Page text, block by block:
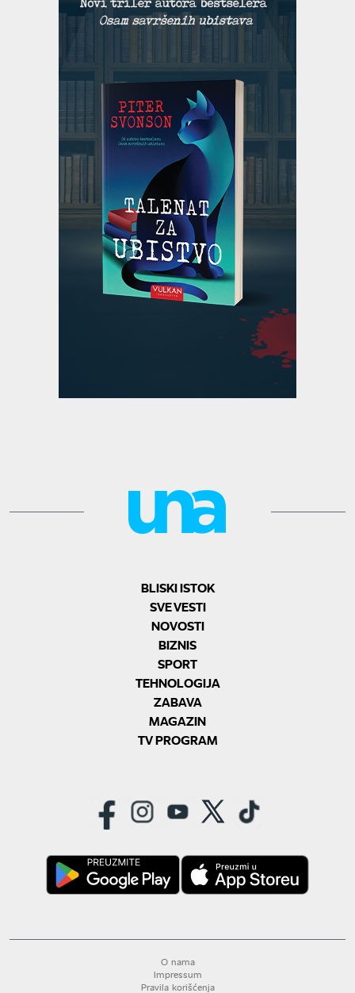
BLISKI ISTOK
SVE VESTI
NOVOSTI
BIZNIS
SPORT
TEHNOLOGIJA
ZABAVA
MAGAZIN
TV PROGRAM
O nama
Impressum
Pravila korišćenja